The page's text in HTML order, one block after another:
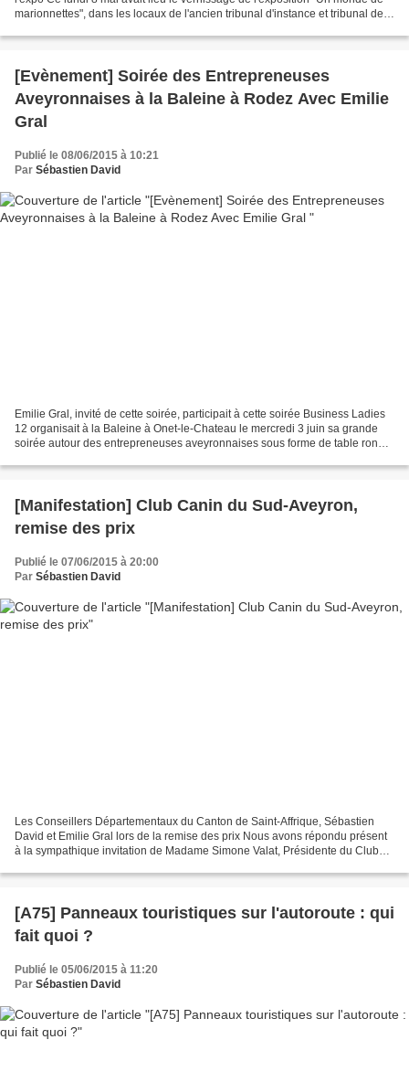
marionnettes", dans les locaux de l'ancien tribunal d'instance et tribunal de
[Evènement] Soirée des Entrepreneuses
Aveyronnaises à la Baleine à Rodez Avec Emilie
Gral
Publié le 08/06/2015 à 10:21
Par Sébastien David
Emilie Gral, invité de cette soirée, participait à cette soirée Business Ladies
12 organisait à la Baleine à Onet-le-Chateau le mercredi 3 juin sa grande
soirée autour des entrepreneuses aveyronnaises sous forme de table ronde,
[Manifestation] Club Canin du Sud-Aveyron,
remise des prix
Publié le 07/06/2015 à 20:00
Par Sébastien David
Les Conseillers Départementaux du Canton de Saint-Affrique, Sébastien
David et Emilie Gral lors de la remise des prix Nous avons répondu présent
à la sympathique invitation de Madame Simone Valat, Présidente du Club
[A75] Panneaux touristiques sur l'autoroute : qui
fait quoi ?
Publié le 05/06/2015 à 11:20
Par Sébastien David